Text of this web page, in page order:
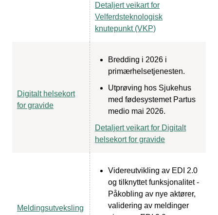
Detaljert veikart for
Velferdsteknologisk
knutepunkt (VKP)
Digitalt helsekort
for gravide
Bredding i 2026 i
primærhelsetjenesten.
Utprøving hos Sjukehus
med fødesystemet Partus
medio mai 2026.
Detaljert veikart for Digitalt
helsekort for gravide
Meldingsutveksling
Videreutvikling av EDI 2.0
og tilknyttet funksjonalitet -
Påkobling av nye aktører,
validering av meldinger